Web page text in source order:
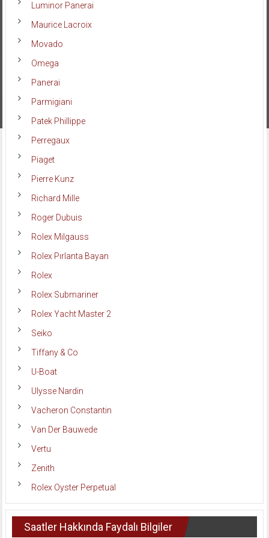
Luminor Panerai
Maurice Lacroix
Movado
Omega
Panerai
Parmigiani
Patek Phillippe
Perregaux
Piaget
Pierre Kunz
Richard Mille
Roger Dubuis
Rolex Milgauss
Rolex Pırlanta Bayan
Rolex
Rolex Submariner
Rolex Yacht Master 2
Seiko
Tiffany & Co
U-Boat
Ulysse Nardin
Vacheron Constantin
Van Der Bauwede
Vertu
Zenith
Rolex Oyster Perpetual
Saatler Hakkında Faydalı Bilgiler